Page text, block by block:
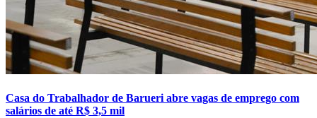
Casa do Trabalhador de Barueri abre vagas de emprego com
salários de até R$ 3,5 mil